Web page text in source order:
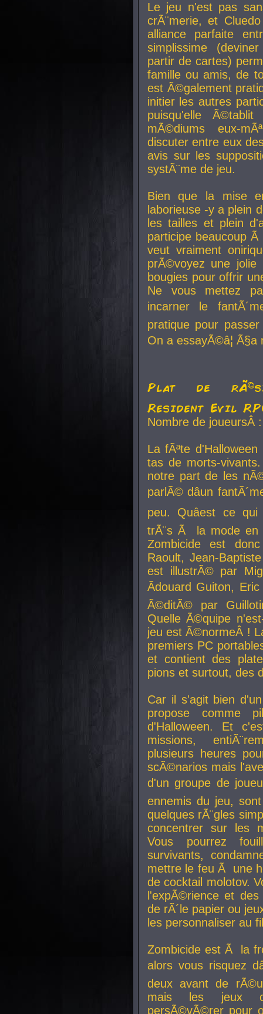
Le jeu n'est pas
crÃ¨merie, et
alliance parfaite
simplissime
partir de cartes)
famille ou amis, de
est Ã©galement
initier les autres
puisqu'elle
mÃ©diums eux-
discuter entre eux
avis sur les
systÃ¨me de jeu.
Bien que la mise
laborieuse -y a plein
les tailles et plein
participe beaucoup
veut vraiment
prÃ©voyez une
bougies pour offrir
Ne vous mettez
incarner le
pratique pour
On a essayÃ©â¦
Plat de
Resident Evil
Nombre de
La fÃªte
tas de morts-
notre part de les
parlÃ© dâun
peu. Quâest ce
trÃ¨s Ã la mode en
Zombicide est
Raoult, Jean-
est illustrÃ© par
Ãdouard Guiton,
Ã©ditÃ© par
Quelle Ã©quipe
jeu est Ã©normeÂ !
premiers PC
et contient des
pions et surtout, des
Car il s'agit bien
propose comme
d'Halloween. Et
missions,
plusieurs heures
scÃ©narios mais
d'un groupe de
ennemis du jeu,
quelques rÃ¨gles
concentrer sur les
Vous pourrez
survivants,
mettre le feu Ã une
de cocktail molotov.
l'expÃ©rience et
de rÃ´le papier ou
les personnaliser au
Zombicide est Ã la
alors vous risquez
deux avant de
mais les jeux
persÃ©vÃ©rer pour